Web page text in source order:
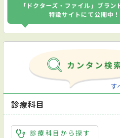
「ドクターズ・ファイル」ブラン
特設サイトにて公開中！
す
診療科目
診療科目から探す